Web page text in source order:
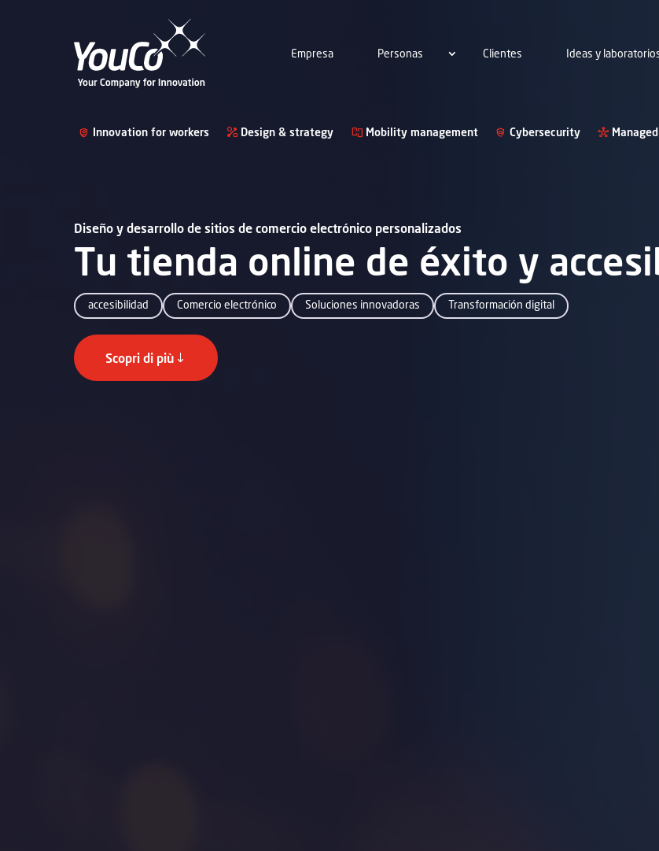
Empresa Personas Clientes Ideas y
Innovation for workers Design & strategy Mobility management Cybersecurity
Tu tienda online de éxito y
Diseño y desarrollo de sitios de comercio electrónico personalizados
accesibilidad Comercio electrónico Soluciones innovadoras Transformación digital
Scopri di più